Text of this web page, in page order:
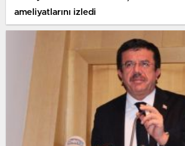
ameliyatlarını izledi